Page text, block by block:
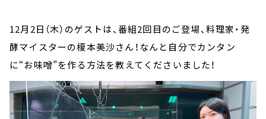
12月2日（木）のゲストは、番組2回目のご登場、料理家・発
酵マイスターの榎本美沙さん！なんと自分でカンタン
に“お味噌”を作る方法を教えてくださいました！